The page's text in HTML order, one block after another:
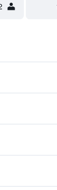
2 من